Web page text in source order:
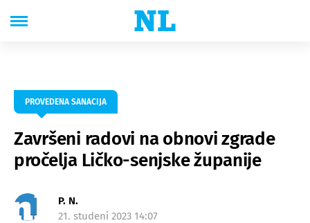
PROVEDENA SANACIJA
Završeni radovi na obnovi zgrade
pročelja Ličko-senjske županije
P. N.
21. studeni 2023 14:07